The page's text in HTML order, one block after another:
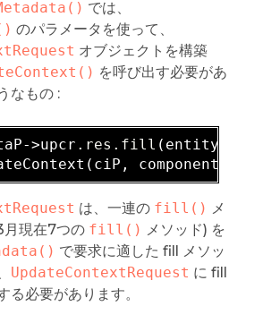
では、
のパラメータを使って、
オブジェクトを構築
を呼び出す必要があ
なもの :
>upcr
.res .fill (entityId,
components,
は、一連の fill() メ
月現在7つの fill() メソッド) を
で要求に適した fill メソッ
UpdateContextRequest に fill
る必要があります。